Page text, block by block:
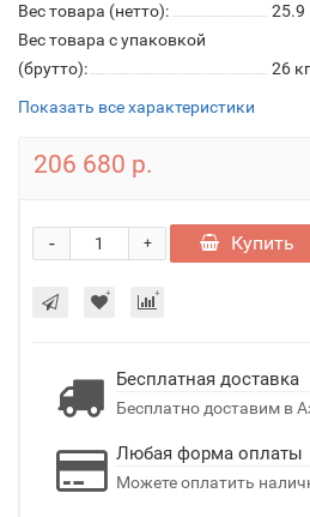
Вес товара (нетто):
25.9
Вес товара с упаковкой
(брутто):
26 кг
Показать все характеристики
206 680 р.
+
- Купить
Бесплатная доставка
Бесплатно доставим в
Любая форма оплаты
Можете оплатить